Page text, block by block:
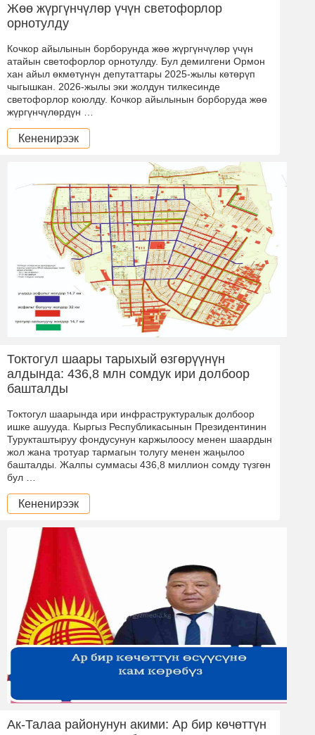
Жөө жүргүнчүлөр үчүн светофорлор
орнотулду
Кочкор айылынын борборунда жөө жүргүнчүлөр үчүн
атайын светофорлор орнотулду. Бул демилгени Ормон
хан айыл өкмөтүнүн депутаттары 2025-жылы көтөрүп
чыгышкан. 2026-жылы эки жолдун тилкесинде
светофорлор коюлду. Кочкор айылынын борборуда жөө
жүргүнчүлөрдүн …
Кененирээк
Токтогул шаары тарыхый өзгөрүүнүн
алдында: 436,8 млн сомдук ири долбоор
башталды
Токтогул шаарында ири инфраструктуралык долбоор
ишке ашууда. Кыргыз Республикасынын Президентинин
Турукташтыруу фондусунун каржылоосу менен шаардын
жол жана тротуар тармагын толугу менен жаңылоо
башталды. Жалпы суммасы 436,8 миллион сомду түзгөн
бул …
Кененирээк
Ак-Талаа районунун акими: Ар бир көчөттүн